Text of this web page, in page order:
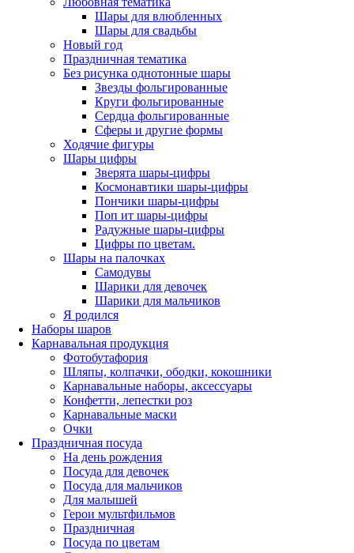
Шары для влюбленных
Шары для свадьбы
Новый год
Праздничная тематика
Без рисунка однотонные шары
Звезды фольгированные
Круги фольгированные
Сердца фольгированные
Сферы и другие формы
Ходячие фигуры
Шары цифры
Зверята шары-цифры
Космонавтики шары-цифры
Пончики шары-цифры
Поп ит шары-цифры
Радужные шары-цифры
Цифры по цветам.
Шары на палочках
Самодувы
Шарики для девочек
Шарики для мальчиков
Я родился
Наборы шаров
Карнавальная продукция
Фотобутафория
Шляпы, колпачки, ободки, кокошники
Карнавальные наборы, аксессуары
Конфетти, лепестки роз
Карнавальные маски
Очки
Праздничная посуда
На день рождения
Посуда для девочек
Посуда для мальчиков
Для малышей
Герои мультфильмов
Праздничная
Посуда по цветам